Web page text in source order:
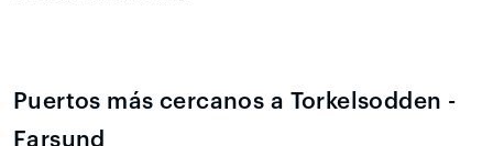
Puertos más cercanos a Torkelsodden -
Farsund